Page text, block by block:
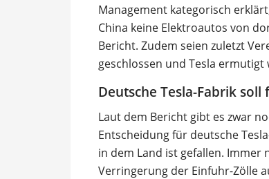
Management kategorisch
China keine Elektroautos von
Bericht. Zudem seien zuletzt
geschlossen und Tesla
Deutsche Tesla-Fabrik soll
Laut dem Bericht gibt es zwar
Entscheidung für deutsche
in dem Land ist gefallen. Immer
Verringerung der Einfuhr-Zölle